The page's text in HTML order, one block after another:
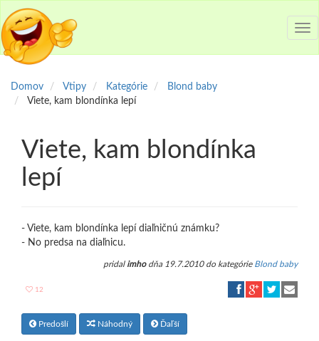
Domov Vtipy Kategórie
Blond baby
Viete, kam blondínka lepí
Viete, kam blondínka
lepí
- Viete, kam blondínka lepí diaľničnú známku?
- No predsa na diaľnicu.
pridal imhodňa 19.7.2010 do kategórie Blond baby
12
Predošlí Náhodný Ďaľší